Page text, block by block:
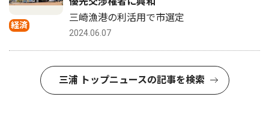
経済
三崎漁港の利活用で市選定
2024.06.07
三浦 トップニュースの記事を検索